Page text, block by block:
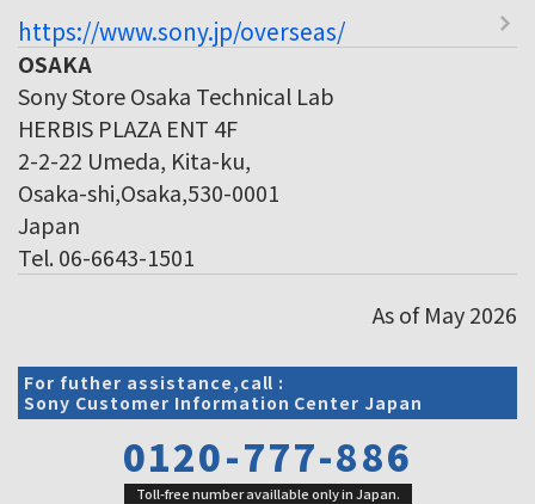
https://www.sony.jp/overseas/
OSAKA
Sony Store Osaka Technical Lab
HERBIS PLAZA ENT 4F
2-2-22 Umeda, Kita-ku,
Osaka-shi,Osaka,530-0001
Japan
Tel. 06-6643-1501
As of May 2026
For futher assistance,call :
Sony Customer Information Center Japan
0120-777-886
Toll-free number availlable only in Japan.